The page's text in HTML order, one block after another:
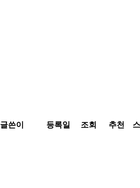
글쓴이 등록일 조회 추천